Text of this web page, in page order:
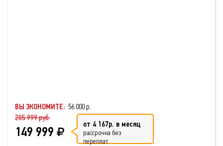
ВЫ ЭКОНОМИТЕ: 56 000 р.
205 999 руб.
149 999 от 4 167р. в месяц
рассрочка без
переплат